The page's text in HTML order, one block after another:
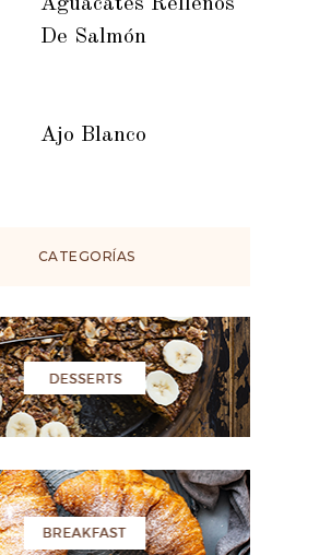
Aguacates Rellenos
De Salmón
Ajo Blanco
CATEGORÍAS